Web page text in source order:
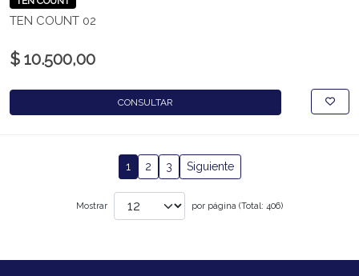
TEN COUNT 02
$ 10.500,00
CONSULTAR
1 2 3 Siguiente
Mostrar por página (Total: 406)